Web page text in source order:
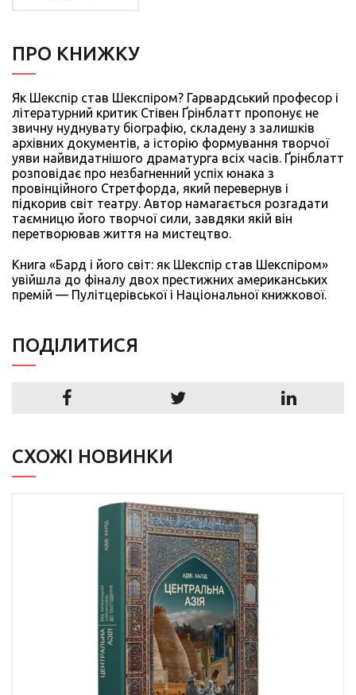
ПРО КНИЖКУ
Як Шекспір став Шекспіром? Гарвардський професор і
літературний критик Стівен Ґрінблатт пропонує не
звичну нуднувату біографію, складену з залишків
архівних документів, а історію формування творчої
уяви найвидатнішого драматурга всіх часів. Ґрінблатт
розповідає про незбагненний успіх юнака з
провінційного Стретфорда, який перевернув і
підкорив світ театру. Автор намагається розгадати
таємницю його творчої сили, завдяки якій він
перетворював життя на мистецтво.
Книга «Бард і його світ: як Шекспір став Шекспіром»
увійшла до фіналу двох престижних американських
премій — Пулітцерівської і Національної книжкової.
ПОДIЛИТИСЯ
СХОЖІ НОВИНКИ